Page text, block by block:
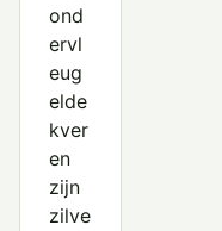
ond
ervl
eug
elde
kver
en
zijn
zilve